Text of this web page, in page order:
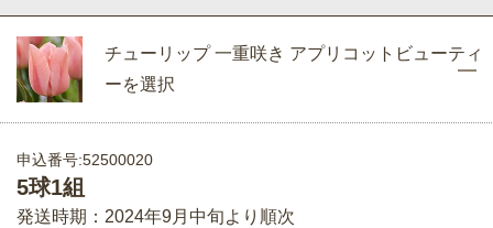
チューリップ 一重咲き アプリコットビューティ
ーを選択
申込番号:52500020
5球1組
発送時期：2024年9月中旬より順次